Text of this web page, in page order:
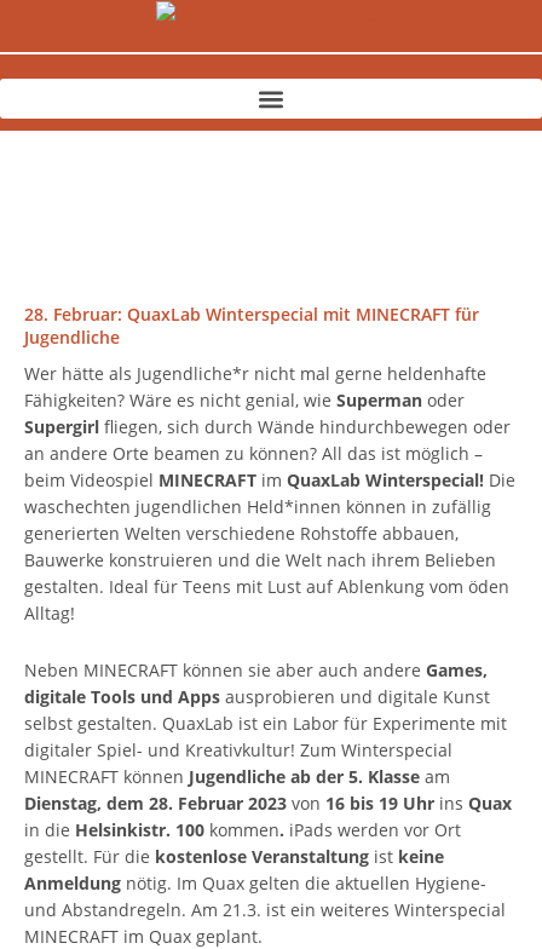
28. Februar: QuaxLab Winterspecial mit MINECRAFT für
Jugendliche
Wer hätte als Jugendliche*r nicht mal gerne heldenhafte
Fähigkeiten? Wäre es nicht genial, wie Superman oder
Supergirl fliegen, sich durch Wände hindurchbewegen oder
an andere Orte beamen zu können? All das ist möglich –
beim Videospiel MINECRAFT im QuaxLab Winterspecial! Die
waschechten jugendlichen Held*innen können in zufällig
generierten Welten verschiedene Rohstoffe abbauen,
Bauwerke konstruieren und die Welt nach ihrem Belieben
gestalten. Ideal für Teens mit Lust auf Ablenkung vom öden
Alltag!
Neben MINECRAFT können sie aber auch andere Games,
digitale Tools und Apps ausprobieren und digitale Kunst
selbst gestalten. QuaxLab ist ein Labor für Experimente mit
digitaler Spiel- und Kreativkultur! Zum Winterspecial
MINECRAFT können Jugendliche ab der 5. Klasse am
Dienstag, dem 28. Februar 2023 von 16 bis 19 Uhr ins Quax
in die Helsinkistr. 100 kommen. iPads werden vor Ort
gestellt. Für die kostenlose Veranstaltung ist keine
Anmeldung nötig. Im Quax gelten die aktuellen Hygiene-
und Abstandregeln. Am 21.3. ist ein weiteres Winterspecial
MINECRAFT im Quax geplant.